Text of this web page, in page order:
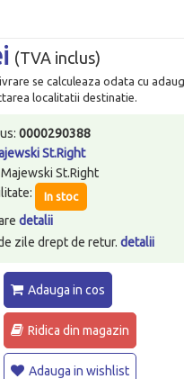
(TVA inclus)
se calculeaza odata cu
localitatii destinatie.
0000290388
St.Right
St.Right
In stoc
detalii
zile drept de retur. detalii
Adauga in cos
Ridica din magazin
Adauga in wishlist